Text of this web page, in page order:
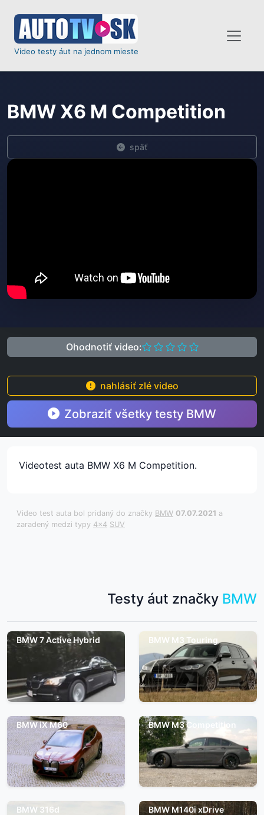
Video testy áut na jednom mieste
BMW X6 M Competition
späť
Ohodnotiť video:
nahlásiť zlé video
Zobraziť všetky testy BMW
Videotest auta BMW X6 M Competition.
Video test auta bol pridaný do značky BMW 07.07.2021 a
zaradený medzi typy 4x4 SUV
Testy áut značky BMW
BMW 7 Active Hybrid BMW M3 Touring
BMW iX M60 BMW M3 Competition
BMW 316d BMW M140i xDrive